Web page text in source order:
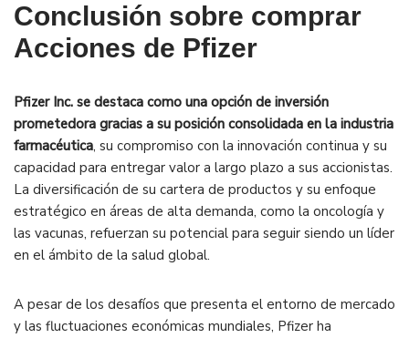
Conclusión sobre comprar
Acciones de Pfizer
Pfizer Inc. se destaca como una opción de inversión
prometedora gracias a su posición consolidada en la industria
farmacéutica, su compromiso con la innovación continua y su
capacidad para entregar valor a largo plazo a sus accionistas.
La diversificación de su cartera de productos y su enfoque
estratégico en áreas de alta demanda, como la oncología y
las vacunas, refuerzan su potencial para seguir siendo un líder
en el ámbito de la salud global.
A pesar de los desafíos que presenta el entorno de mercado
y las fluctuaciones económicas mundiales, Pfizer ha